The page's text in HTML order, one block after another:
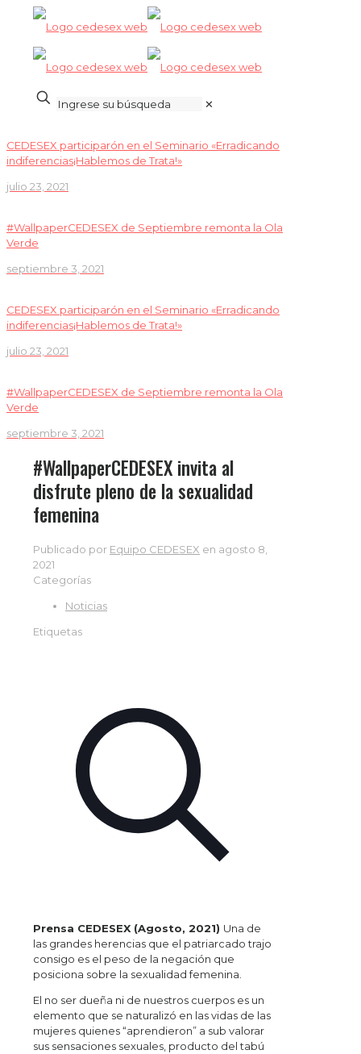
✕
CEDESEX participarón en el Seminario «Erradicando
indiferencias¡Hablemos de Trata!»
julio 23, 2021
#WallpaperCEDESEX de Septiembre remonta la Ola
Verde
septiembre 3, 2021
CEDESEX participarón en el Seminario «Erradicando
indiferencias¡Hablemos de Trata!»
julio 23, 2021
#WallpaperCEDESEX de Septiembre remonta la Ola
Verde
septiembre 3, 2021
#WallpaperCEDESEX invita al
disfrute pleno de la sexualidad
femenina
Publicado por Equipo CEDESEX en agosto 8,
2021
Categorías
Noticias
Etiquetas
Prensa CEDESEX (Agosto, 2021) Una de
las grandes herencias que el patriarcado trajo
consigo es el peso de la negación que
posiciona sobre la sexualidad femenina.
El no ser dueña ni de nuestros cuerpos es un
elemento que se naturalizó en las vidas de las
mujeres quienes “aprendieron” a sub valorar
sus sensaciones sexuales, producto del tabú